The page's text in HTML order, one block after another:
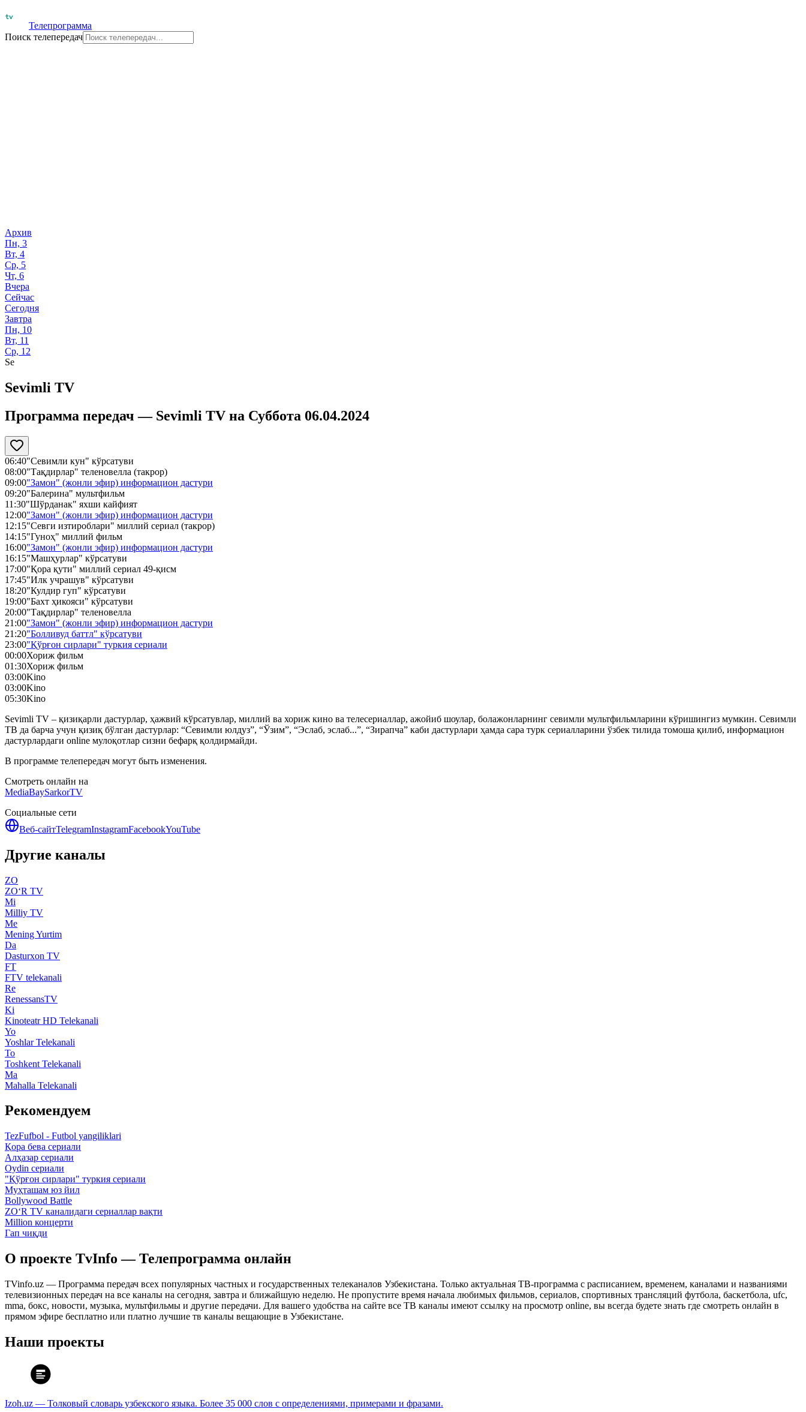
Телепрограмма
Поиск телепередач
Архив
Пн, 3
Вт, 4
Ср, 5
Чт, 6
Вчера
Сейчас
Сегодня
Завтра
Пн, 10
Вт, 11
Ср, 12
Se
Sevimli TV
Программа передач — Sevimli TV на Суббота 06.04.2024
06:40"Севимли кун" кўрсатуви
08:00"Тақдирлар" теленовелла (такрор)
09:00"Замон" (жонли эфир) информацион дастури
09:20"Балерина" мультфильм
11:30"Шўрданак" яхши кайфият
12:00"Замон" (жонли эфир) информацион дастури
12:15"Севги изтироблари" миллий сериал (такрор)
14:15"Гуноҳ" миллий фильм
16:00"Замон" (жонли эфир) информацион дастури
16:15"Машҳурлар" кўрсатуви
17:00"Қора қути" миллий сериал 49-қисм
17:45"Илк учрашув" кўрсатуви
18:20"Кулдир гуп" кўрсатуви
19:00"Бахт ҳикояси" кўрсатуви
20:00"Тақдирлар" теленовелла
21:00"Замон" (жонли эфир) информацион дастури
21:20"Болливуд баттл" кўрсатуви
23:00"Қўрғон сирлари" туркия сериали
00:00Хориж фильм
01:30Хориж фильм
03:00Kino
03:00Kino
05:30Kino
Sevimli TV – қизиқарли дастурлар, ҳажвий кўрсатувлар, миллий ва хориж кино ва телесериаллар, ажойиб шоулар, болажонларнинг севимли мультфильмларини кўришингиз мумкин. Севимли
ТВ да барча учун қизиқ бўлган дастурлар: “Севимли юлдуз”, “Ўзим”, “Эслаб, эслаб...”, “Зирапча” каби дастурлари ҳамда сара турк сериалларини ўзбек тилида томоша қилиб, информацион
дастурлардаги online мулоқотлар сизни бефарқ қолдирмайди.
В программе телепередач могут быть изменения.
Смотреть онлайн на
MediaBaySarkorTV
Социальные сети
Веб-сайтTelegramInstagramFacebookYouTube
Другие каналы
ZO
ZO‘R TV
Mi
Milliy TV
Me
Mening Yurtim
Da
Dasturxon TV
FT
FTV telekanali
Re
RenessansTV
Ki
Kinoteatr HD Telekanali
Yo
Yoshlar Telekanali
To
Toshkent Telekanali
Ma
Mahalla Telekanali
Рекомендуем
TezFufbol - Futbol yangiliklari
Қора бева сериали
Алҳазар сериали
Oydin сериали
"Қўрғон сирлари" туркия сериали
Муҳташам юз йил
Bollywood Battle
ZO‘R TV каналидаги сериаллар вақти
Million концерти
Гап чиқди
О проекте TvInfo — Телепрограмма онлайн
TVinfo.uz — Программа передач всех популярных частных и государственных телеканалов Узбекистана. Только актуальная ТВ-программа с расписанием, временем, каналами и названиями
телевизионных передач на все каналы на сегодня, завтра и ближайшую неделю. Не пропустите время начала любимых фильмов, сериалов, спортивных трансляций футбола, баскетбола, ufc,
mma, бокс, новости, музыка, мультфильмы и другие передачи. Для вашего удобства на сайте все ТВ каналы имеют ссылку на просмотр online, вы всегда будете знать где смотреть онлайн в
прямом эфире бесплатно или платно лучшие тв каналы вещающие в Узбекистане.
Наши проекты
Izoh.uz — Толковый словарь узбекского языка. Более 35 000 слов с определениями, примерами и фразами.